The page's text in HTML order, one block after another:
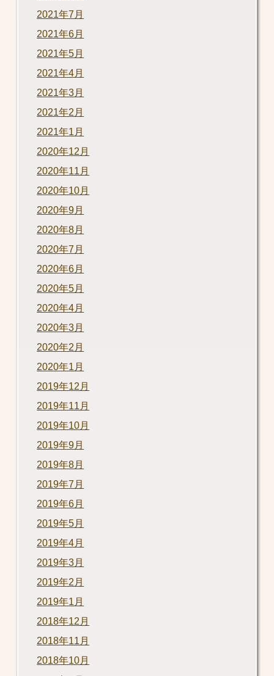
2021年7月
2021年6月
2021年5月
2021年4月
2021年3月
2021年2月
2021年1月
2020年12月
2020年11月
2020年10月
2020年9月
2020年8月
2020年7月
2020年6月
2020年5月
2020年4月
2020年3月
2020年2月
2020年1月
2019年12月
2019年11月
2019年10月
2019年9月
2019年8月
2019年7月
2019年6月
2019年5月
2019年4月
2019年3月
2019年2月
2019年1月
2018年12月
2018年11月
2018年10月